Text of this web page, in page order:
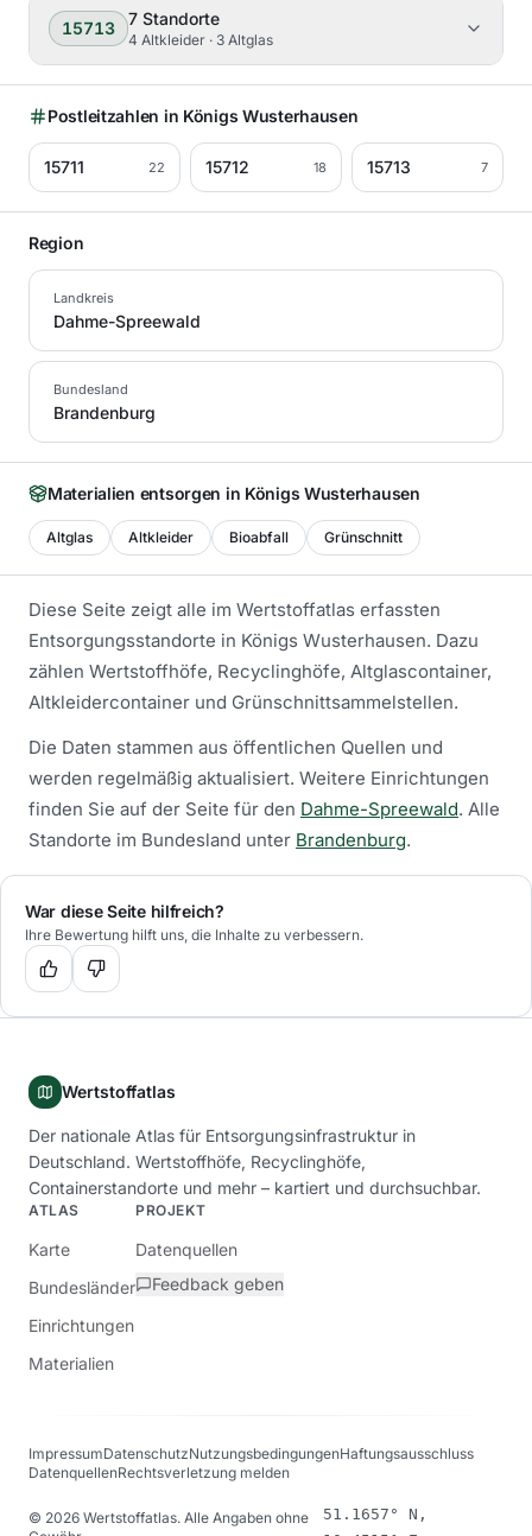
15713 7 Standorte
4 Altkleider · 3 Altglas
Postleitzahlen in Königs Wusterhausen
15711 22 15712 18 15713 7
Region
Landkreis
Dahme-Spreewald
Bundesland
Brandenburg
Materialien entsorgen in Königs Wusterhausen
Altglas Altkleider Bioabfall Grünschnitt
Diese Seite zeigt alle im Wertstoffatlas erfassten
Entsorgungsstandorte in Königs Wusterhausen. Dazu
zählen Wertstoffhöfe, Recyclinghöfe, Altglascontainer,
Altkleidercontainer und Grünschnittsammelstellen.
Die Daten stammen aus öffentlichen Quellen und
werden regelmäßig aktualisiert. Weitere Einrichtungen
finden Sie auf der Seite für den Dahme-Spreewald. Alle
Standorte im Bundesland unter Brandenburg.
War diese Seite hilfreich?
Ihre Bewertung hilft uns, die Inhalte zu verbessern.
Wertstoffatlas
Der nationale Atlas für Entsorgungsinfrastruktur in
Deutschland. Wertstoffhöfe, Recyclinghöfe,
Containerstandorte und mehr – kartiert und durchsuchbar.
ATLAS
Karte
Bundesländer
Einrichtungen
Materialien
PROJEKT
Datenquellen
Feedback geben
ImpressumDatenschutzNutzungsbedingungenHaftungsausschluss
DatenquellenRechtsverletzung melden
© 2026 Wertstoffatlas. Alle Angaben ohne
51.1657° N,